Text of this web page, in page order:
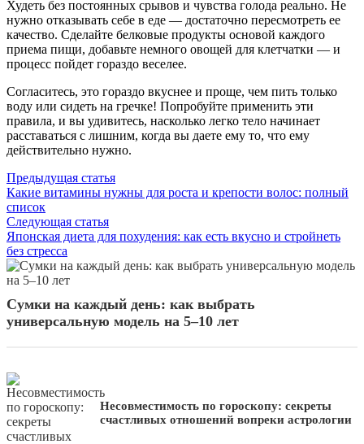
Худеть без постоянных срывов и чувства голода реально. Не
нужно отказывать себе в еде — достаточно пересмотреть ее
качество. Сделайте белковые продукты основой каждого
приема пищи, добавьте немного овощей для клетчатки — и
процесс пойдет гораздо веселее.
Согласитесь, это гораздо вкуснее и проще, чем пить только
воду или сидеть на гречке! Попробуйте применить эти
правила, и вы удивитесь, насколько легко тело начинает
расставаться с лишним, когда вы даете ему то, что ему
действительно нужно.
Навигация
по
записям
Предыдущая статьяПредыдущая
статья:
Какие витамины нужны для роста и крепости волос: полный
список
Следующая статьяСледующая
статья:
Японская диета для похудения: как есть вкусно и стройнеть
без стресса
Сумки на каждый день: как выбрать
универсальную модель на 5–10 лет
Несовместимость по гороскопу: секреты
счастливых отношений вопреки астрологии